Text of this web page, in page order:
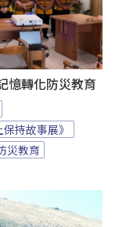
憶轉化防災教育
持故事展》
災教育